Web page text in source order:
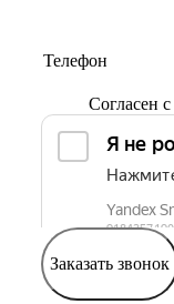
Согласен с
Заказать звонок